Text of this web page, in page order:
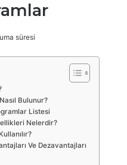
süresi
Bulunur?
Listesi
Nelerdir?
Ve Dezavantajları